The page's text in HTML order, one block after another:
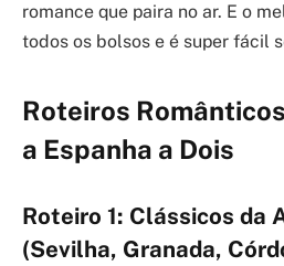
romance que paira no ar. E o
todos os bolsos e é super fácil
Roteiros
a Espanha a Dois
Roteiro 1: Clássicos da
(Sevilha, Granada,